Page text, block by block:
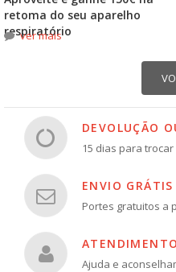
retoma do seu aparelho
respiratório
ver mais
DEVOLUÇÃO
15 dias para
ENVIO GRÁTIS
Portes gratuitos a
ATENDIMENTO
Ajuda e